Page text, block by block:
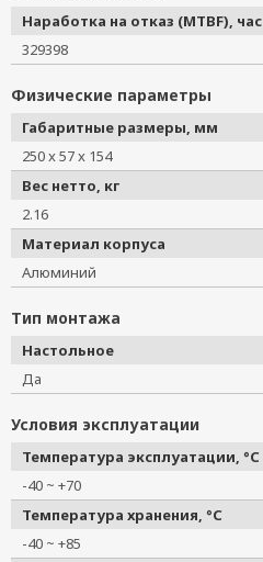
Наработка на отказ (MTBF), час
329398
Физические параметры
Габаритные размеры, мм
250 x 57 x 154
Вес нетто, кг
2.16
Материал корпуса
Алюминий
Тип монтажа
Настольное
Да
Условия эксплуатации
Температура эксплуатации, °C
-40 ~ +70
Температура хранения, °C
-40 ~ +85